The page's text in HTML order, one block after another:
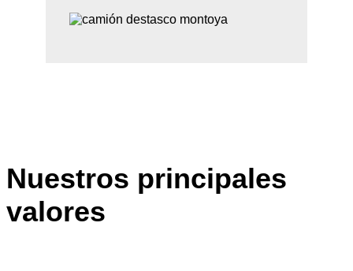
Nuestros principales
valores